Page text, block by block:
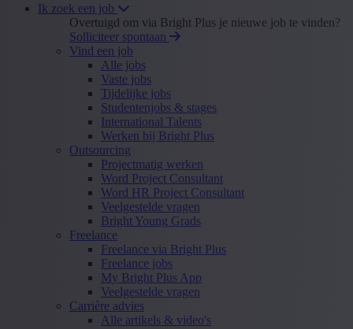
Ik zoek een job
Overtuigd om via Bright Plus je nieuwe job te vinden?
Solliciteer spontaan
Vind een job
Alle jobs
Vaste jobs
Tijdelijke jobs
Studentenjobs & stages
International Talents
Werken bij Bright Plus
Outsourcing
Projectmatig werken
Word Project Consultant
Word HR Project Consultant
Veelgestelde vragen
Bright Young Grads
Freelance
Freelance via Bright Plus
Freelance jobs
My Bright Plus App
Veelgestelde vragen
Carrière advies
Alle artikels & video's